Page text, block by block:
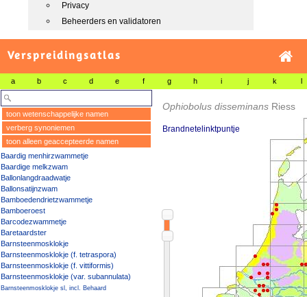
Privacy
Beheerders en validatoren
Verspreidingsatlas
a b c d e f g h i j k l
toon wetenschappelijke namen
verberg synoniemen
toon alleen geaccepteerde namen
Baardig menhirzwammetje
Baardige melkzwam
Ballonlangdraadwatje
Ballonsatijnzwam
Bamboedendrietzwammetje
Bamboeroest
Barcodezwammetje
Baretaardster
Barnsteenmosklokje
Barnsteenmosklokje (f. tetraspora)
Barnsteenmosklokje (f. vittiformis)
Barnsteenmosklokje (var. subannulata)
Barnsteenmosklokje sl, incl. Behaard
Ophiobolus disseminans Riess
Brandnetelinktpuntje